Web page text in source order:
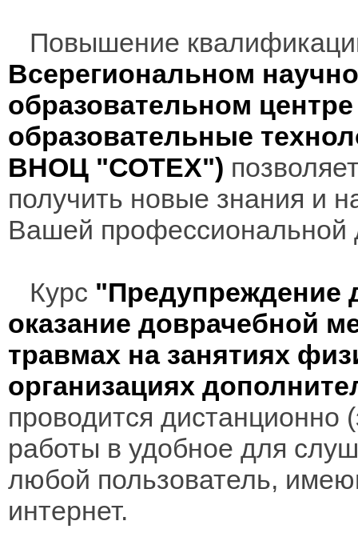
Повышение
Всерегиональном
образовательном
образовательные
ВНОЦ "СОТЕХ")
получить новые знания и
Вашей профессиональной
Курс "Предупреждение
оказание доврачебной
травмах на занятиях
организациях
проводится дистанционно
работы в удобное для
любой пользователь,
интернет.